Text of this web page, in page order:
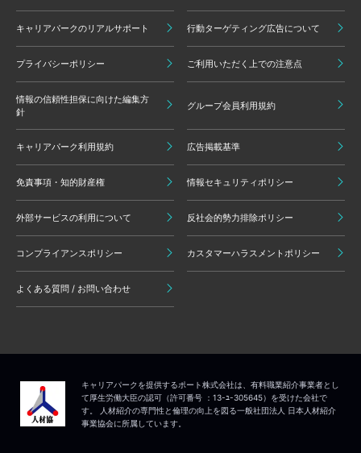
キャリアパークのリアルサポート 行動ターゲティング広告について
プライバシーポリシー ご利用いただく上での注意点
情報の信頼性担保に向けた編集方
針
グループ会員利用規約
キャリアパーク利用規約 広告掲載基準
免責事項・知的財産権 情報セキュリティポリシー
外部サービスの利用について 反社会的勢力排除ポリシー
コンプライアンスポリシー カスタマーハラスメントポリシー
よくある質問 / お問い合わせ